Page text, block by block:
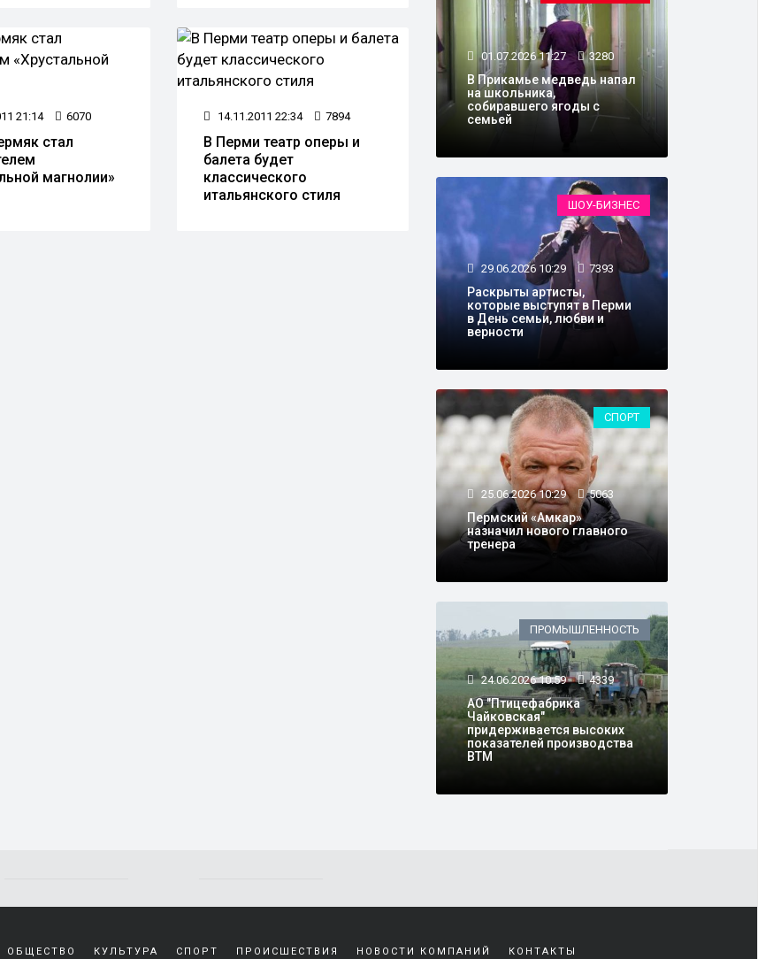
21:14 6070
стал
магнолии»
14.11.2011 22:34 7894
В Перми театр оперы и
балета будет
классического
итальянского стиля
01.07.2026 11:27 3280
В Прикамье медведь напал
на школьника,
собиравшего ягоды с
семьей
ШОУ-БИЗНЕС
29.06.2026 10:29 7393
Раскрыты артисты,
которые выступят в Перми
в День семьи, любви и
верности
СПОРТ
25.06.2026 10:29 5063
Пермский «Амкар»
назначил нового главного
тренера
ПРОМЫШЛЕННОСТЬ
24.06.2026 10:59 4339
АО "Птицефабрика
Чайковская"
придерживается высоких
показателей производства
ВТМ
ОБЩЕСТВО КУЛЬТУРА СПОРТ ПРОИСШЕСТВИЯ НОВОСТИ КОМПАНИЙ КОНТАКТЫ